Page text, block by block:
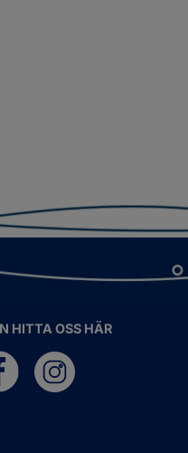
HITTA OSS HÄR